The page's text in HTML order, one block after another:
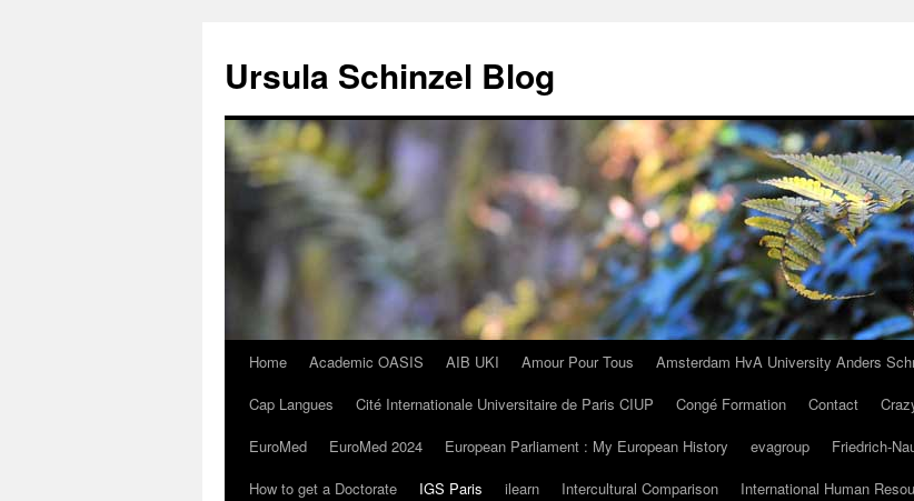
content
Ursula Schinzel Blog
Home Academic OASIS AIB UKI Amour Pour Tous Amsterdam HvA University Anders
Cap Langues
Cité Internationale Universitaire de Paris CIUP Congé Formation Contact
EuroMed
EuroMed 2024 European Parliament : My European History evagroup Friedrich-
How to get a Doctorate
IGS Paris ilearn Intercultural Comparison International Human